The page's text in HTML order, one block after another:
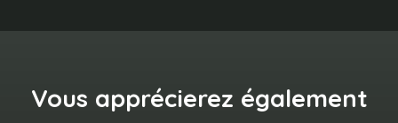
Vous apprécierez également